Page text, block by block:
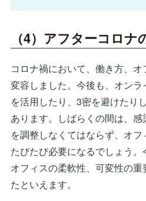
（4）アフターコロ
コロナ禍において、働き方、オ
変容しました。今後も、オン
を活用したり、3密を避けたり
あります。しばらくの間は、
を調整しなくてはならず、オ
たびたび必要になるでしょう。
オフィスの柔軟性、可変性の
たといえます。